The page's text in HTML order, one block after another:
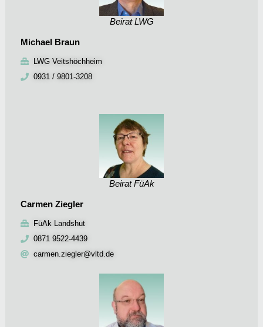
Beirat LWG
Michael Braun
LWG Veitshöchheim
0931 / 9801-3208
Beirat FüAk
Carmen Ziegler
FüAk Landshut
0871 9522-4439
carmen.ziegler@vltd.de